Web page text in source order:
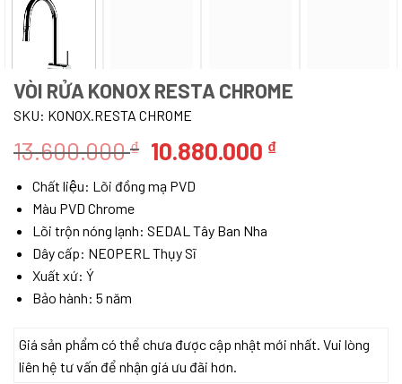
VÒI RỬA KONOX RESTA CHROME
SKU: KONOX.RESTA CHROME
13.600.000₫ Giá
là:
13.600.000 ₫.
10.880.000 ₫Giá
Chất liệu: Lõi đồng mạ PVD
Màu PVD Chrome
Lõi trộn nóng lạnh: SEDAL Tây Ban Nha
Dây cấp: NEOPERL Thụy Sĩ
Xuất xứ: Ý
Bảo hành: 5 năm
Giá sản phẩm có thể chưa được cập nhật mới nhất. Vui lòng
liên hệ tư vấn để nhận giá ưu đãi hơn.